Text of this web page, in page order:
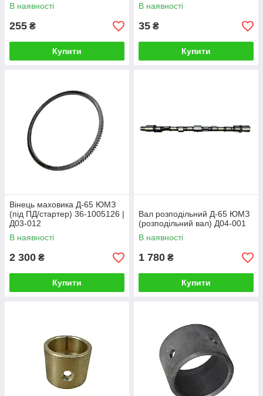
В наявності
255 ₴
Купити
В наявності
35 ₴
Купити
Вінець маховика Д-65 ЮМЗ
(під ПД/стартер) 36-1005126 |
Д03-012
В наявності
2 300 ₴
Купити
Вал розподільний Д-65 ЮМЗ
(розподільний вал) Д04-001
В наявності
1 780 ₴
Купити